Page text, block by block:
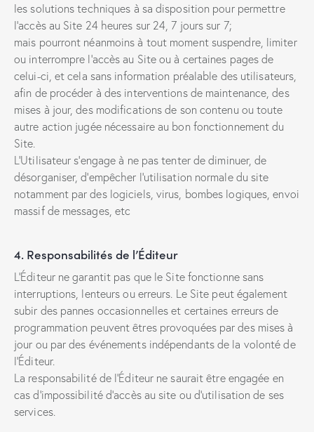
les solutions techniques à sa disposition pour permettre
l’accès au Site 24 heures sur 24, 7 jours sur 7;
mais pourront néanmoins à tout moment suspendre, limiter
ou interrompre l’accès au Site ou à certaines pages de
celui-ci, et cela sans information préalable des utilisateurs,
afin de procéder à des interventions de maintenance, des
mises à jour, des modifications de son contenu ou toute
autre action jugée nécessaire au bon fonctionnement du
Site.
L’Utilisateur s’engage à ne pas tenter de diminuer, de
désorganiser, d’empêcher l’utilisation normale du site
notamment par des logiciels, virus, bombes logiques, envoi
massif de messages, etc
4. Responsabilités de l’Éditeur
L’Éditeur ne garantit pas que le Site fonctionne sans
interruptions, lenteurs ou erreurs. Le Site peut également
subir des pannes occasionnelles et certaines erreurs de
programmation peuvent êtres provoquées par des mises à
jour ou par des événements indépendants de la volonté de
l’Éditeur.
La responsabilité de l’Éditeur ne saurait être engagée en
cas d’impossibilité d’accès au site ou d’utilisation de ses
services.